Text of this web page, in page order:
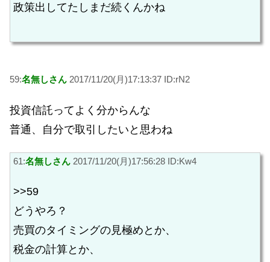
政策出してたしまだ続くんかね
59:名無しさん 2017/11/20(月)17:13:37 ID:rN2
投資信託ってよく分からんな
普通、自分で取引したいと思わね
61:名無しさん 2017/11/20(月)17:56:28 ID:Kw4
>>59
どうやろ？
売買のタイミングの見極めとか、
税金の計算とか、